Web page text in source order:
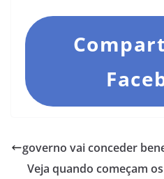
governo vai conceder
Veja quando começam